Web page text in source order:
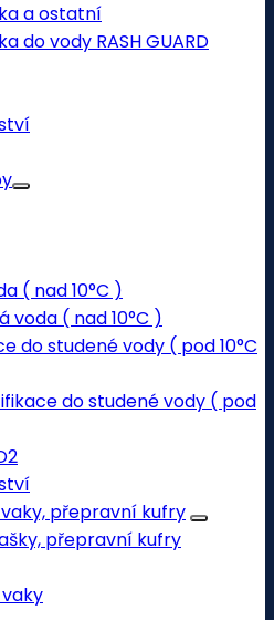
a ostatní
do vody RASH GUARD
( nad 10°C )
voda ( nad 10°C )
do studené vody ( pod 10°C
do studené vody ( pod
přepravní kufry
přepravní kufry